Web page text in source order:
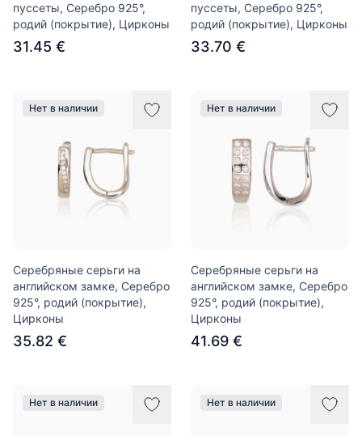
пуссеты, Серебро 925°,
родий (покрытие), Цирконы
31.45 €
пуссеты, Серебро 925°,
родий (покрытие), Цирконы
33.70 €
Нет в наличии
Серебряные серьги на
английском замке, Серебро
925°, родий (покрытие),
Цирконы
35.82 €
Нет в наличии
Серебряные серьги на
английском замке, Серебро
925°, родий (покрытие),
Цирконы
41.69 €
Нет в наличии Нет в наличии